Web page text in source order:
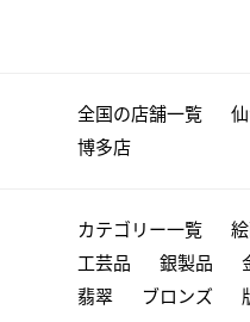
全国の店舗一覧
博多店
カテゴリー一覧
工芸品
銀製品
翡翠
ブロンズ